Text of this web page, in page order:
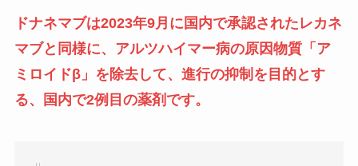
ドナネマブは2023年9月に国内で承認されたレカネ
マブと同様に、アルツハイマー病の原因物質「ア
ミロイドβ」を除去して、進行の抑制を目的とす
る、国内で2例目の薬剤です。